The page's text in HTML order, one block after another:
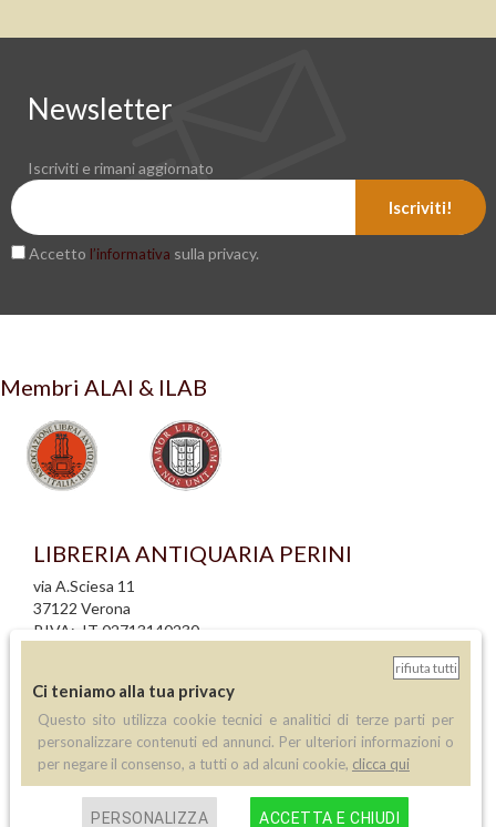
Newsletter
Iscriviti e rimani aggiornato
Iscriviti!
Accetto l’informativa sulla privacy.
Membri ALAI & ILAB
LIBRERIA ANTIQUARIA PERINI
via A.Sciesa 11
37122 Verona
P.IVA: IT 02713140230
informativa privacy
informativa cookie
creazione siti internet
Contatti
rifiuta tutti
Ci teniamo alla tua privacy
Questo sito utilizza cookie tecnici e analitici di terze parti per
personalizzare contenuti ed annunci. Per ulteriori informazioni o
per negare il consenso, a tutti o ad alcuni cookie, clicca qui
PERSONALIZZA ACCETTA E CHIUDI